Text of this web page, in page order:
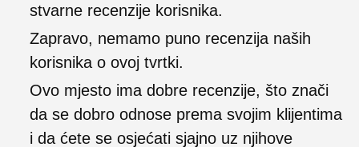
stvarne recenzije korisnika.
Zapravo, nemamo puno recenzija naših
korisnika o ovoj tvrtki.
Ovo mjesto ima dobre recenzije, što znači
da se dobro odnose prema svojim klijentima
i da ćete se osjećati sjajno uz njihove